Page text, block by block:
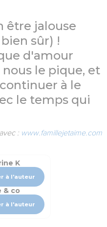
être jalouse
sûr) !
d'amour
le pique, et
à le
le temps qui
: www.famillejetaime.com
K
à l'auteur
& co
à l'auteur